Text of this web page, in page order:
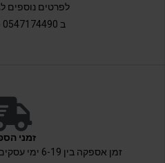
לפרטים נוספים
ב 0547174490 WhatsApp
זמני
זמן אספקה